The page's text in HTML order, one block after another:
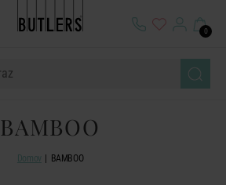
0
BAMBOO
Domov BAMBOO